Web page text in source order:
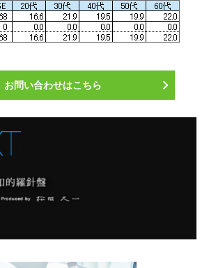
お問い合わせはこちら